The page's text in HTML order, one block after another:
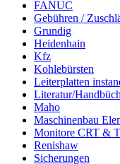
FANUC
Gebühren /
Grundig
Heidenhain
Kfz
Kohlebürsten
Leiterplatten
Literatur/
Maho
Maschinenbau
Monitore CRT &
Renishaw
Sicherungen